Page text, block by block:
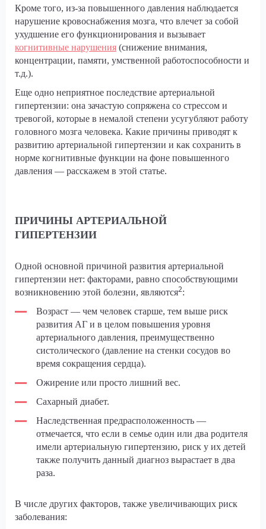
Кроме того, из-за повышенного давления наблюдается
нарушение кровоснабжения мозга, что влечет за собой
ухудшение его функционирования и вызывает
когнитивные нарушения (снижение внимания,
концентрации, памяти, умственной работоспособности и
т.д.).
Еще одно неприятное последствие артериальной
гипертензии: она зачастую сопряжена со стрессом и
тревогой, которые в немалой степени усугубляют работу
головного мозга человека. Какие причины приводят к
развитию артериальной гипертензии и как сохранить в
норме когнитивные функции на фоне повышенного
давления — расскажем в этой статье.
ПРИЧИНЫ АРТЕРИАЛЬНОЙ
ГИПЕРТЕНЗИИ
Одной основной причиной развития артериальной
гипертензии нет: факторами, равно способствующими
возникновению этой болезни, являются2:
Возраст — чем человек старше, тем выше риск
развития АГ и в целом повышения уровня
артериального давления, преимущественно
систолического (давление на стенки сосудов во
время сокращения сердца).
Ожирение или просто лишний вес.
Сахарный диабет.
Наследственная предрасположенность —
отмечается, что если в семье один или два родителя
имели артериальную гипертензию, риск у их детей
также получить данный диагноз вырастает в два
раза.
В числе других факторов, также увеличивающих риск
заболевания: